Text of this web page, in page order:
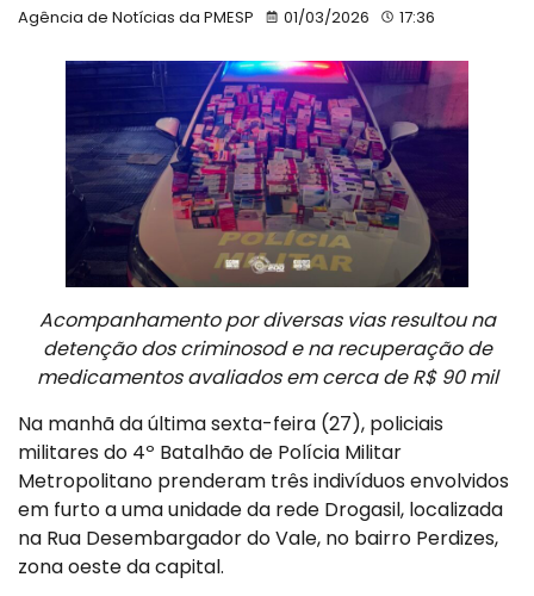
Agência de Notícias da PMESP 01/03/2026 17:36
Acompanhamento por diversas vias resultou na
detenção dos criminosod e na recuperação de
medicamentos avaliados em cerca de R$ 90 mil
Na manhã da última sexta-feira (27), policiais
militares do 4º Batalhão de Polícia Militar
Metropolitano prenderam três indivíduos envolvidos
em furto a uma unidade da rede Drogasil, localizada
na Rua Desembargador do Vale, no bairro Perdizes,
zona oeste da capital.